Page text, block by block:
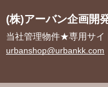
(株)アーバン企画開
当社管理物件★専用サイ
urbanshop@urbankk.com